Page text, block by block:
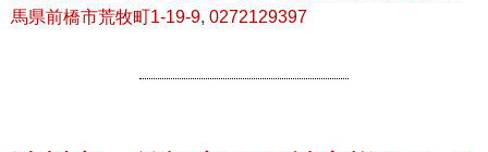
馬県前橋市荒牧町1-19-9, 0272129397